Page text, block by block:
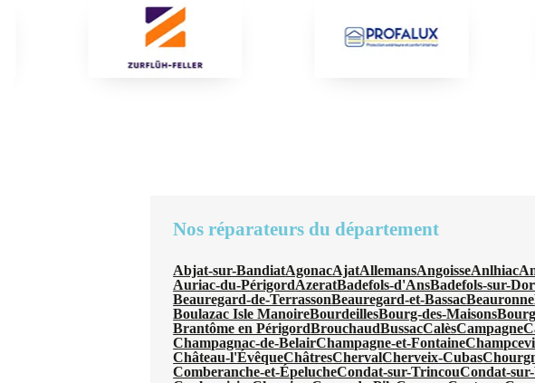
Nos réparateurs du département
Abjat-sur-BandiatAgonacAjatAllemansAngoisseAnlhiac
Auriac-du-PérigordAzeratBadefols-d'AnsBadefols-sur-
Beauregard-de-TerrassonBeauregard-et-BassacBeauronne
Boulazac Isle ManoireBourdeillesBourg-des-Maisons
Brantôme en PérigordBrouchaudBussacCalèsCampagne
Champagnac-de-BelairChampagne-et-Fontaine
Château-l'ÉvêqueChâtresChervalCherveix-Cubas
Comberanche-et-ÉpelucheCondat-sur-TrincouCondat-